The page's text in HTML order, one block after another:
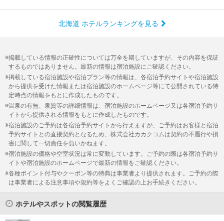
北海道 ホテルランキングを見る
掲載している情報の正確性については万全を期していますが、その内容を保証
するものではありません。最新の情報は宿泊施設にご確認ください。
掲載している宿泊施設や宿泊プラン等の情報は、各宿泊予約サイトや宿泊施設
から提供を受けた情報または宿泊施設のホームページ等にて公開されている特
定時点の情報をもとに作成したものです。
温泉の有無、泉質等の詳細情報は、宿泊施設のホームページ又は各宿泊予約サ
イトから提供される情報をもとに作成したものです。
宿泊施設のご予約は各宿泊予約サイトから行えますが、ご予約はお客様と宿泊
予約サイトとの直接契約となるため、株式会社カカクコムは契約の不履行や損
害に関して一切責任を負いかねます。
宿泊施設の価格や空室状況は常に変動しています。ご予約の際は各宿泊予約サ
イトや宿泊施設のホームページで最新の情報をご確認ください。
各種ポイント付与やクーポン等の特典は事業者より提供されます。ご予約の際
は事業者による注意事項や規約等をよくご確認の上お手続きください。
ホテルやスポットの閲覧履歴